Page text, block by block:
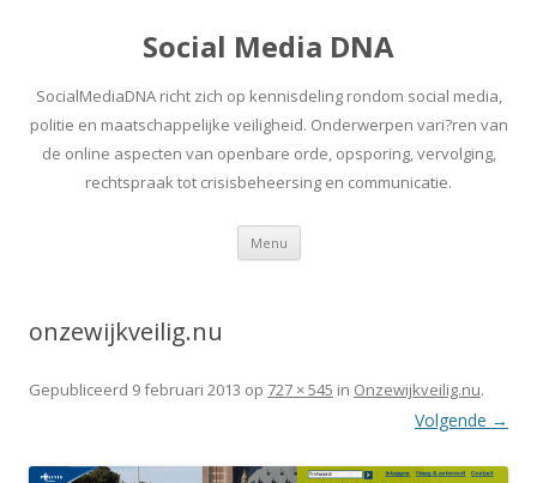
Social Media DNA
SocialMediaDNA richt zich op kennisdeling rondom social media,
politie en maatschappelijke veiligheid. Onderwerpen vari?ren van
de online aspecten van openbare orde, opsporing, vervolging,
rechtspraak tot crisisbeheersing en communicatie.
Menu Spring
inhoud
onzewijkveilig.nu
Gepubliceerd 9 februari 2013 op 727 × 545 in Onzewijkveilig.nu.
Volgende →